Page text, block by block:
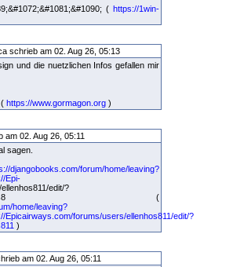
( https://1win-
schrieb am 02. Aug 26, 05:13
und die nuetzlichen Infos gefallen mir
https://www.gormagon.org )
02. Aug 26, 05:11
sagen.
djangobooks.com/forum/home/leaving?
Epi-
edit/?
users/ellenhos8 (
home/leaving?
Epicairways.com/forums/users/ellenhos811/edit/?
)
am 02. Aug 26, 05:11